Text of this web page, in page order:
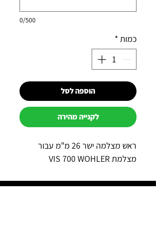
0/500
כמות *
הוספה לסל
לקנייה מהירה
ראש מצלמה ישר 26 מ"מ עבור
מצלמת VIS 700 WOHLER